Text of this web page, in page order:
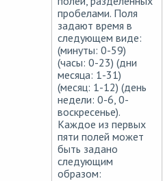
пробелами. Поля
задают время в
следующем виде:
(минуты: 0-59)
(часы: 0-23) (дни
месяца: 1-31)
(месяц: 1-12) (день
недели: 0-6, 0-
воскресенье).
Каждое из первых
пяти полей может
быть задано
следующим
образом: